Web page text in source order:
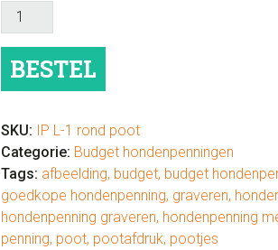
Budget
hondenpenning
met
print
aantal
BESTEL
SKU: IP L-1 rond poot
Categorie: Budget hondenpenningen
Tags: afbeelding, budget, budget
goedkope hondenpenning, graveren,
hondenpenning graveren, hondenpenning
penning, poot, pootafdruk, pootjes